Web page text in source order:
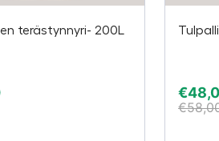
terästynnyri- 200L
€
€